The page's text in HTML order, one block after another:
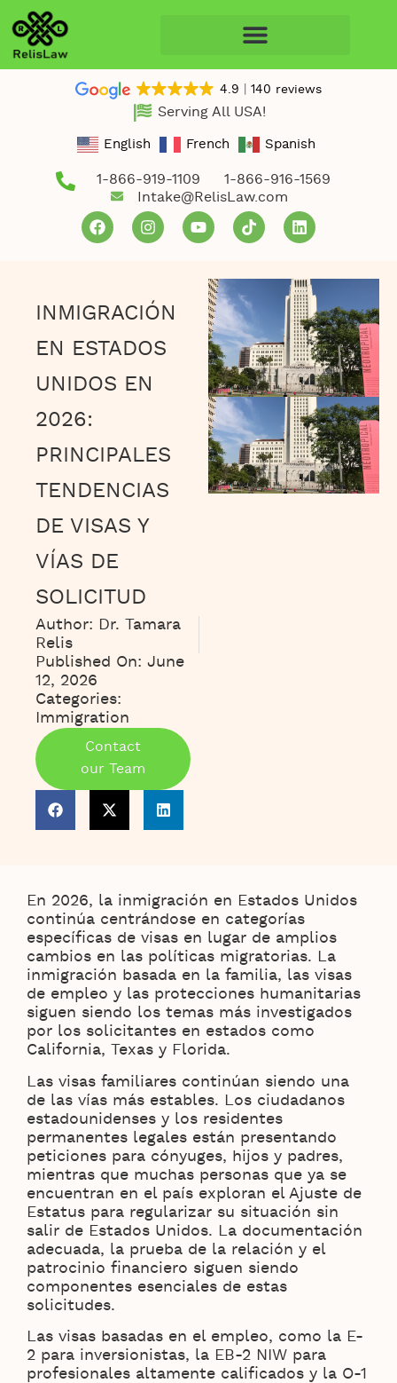
4.9 140 reviews
Serving All USA!
English French Spanish
1-866-919-1109
1-866-916-1569
Intake@RelisLaw.com
INMIGRACIÓN
EN ESTADOS
UNIDOS EN
2026:
PRINCIPALES
TENDENCIAS
DE VISAS Y
VÍAS DE
SOLICITUD
Author: Dr. Tamara
Relis
Published On: June
12, 2026
Categories:
Immigration
Contact
our Team
En 2026, la inmigración en Estados Unidos
continúa centrándose en categorías
específicas de visas en lugar de amplios
cambios en las políticas migratorias. La
inmigración basada en la familia, las visas
de empleo y las protecciones humanitarias
siguen siendo los temas más investigados
por los solicitantes en estados como
California, Texas y Florida.
Las visas familiares continúan siendo una
de las vías más estables. Los ciudadanos
estadounidenses y los residentes
permanentes legales están presentando
peticiones para cónyuges, hijos y padres,
mientras que muchas personas que ya se
encuentran en el país exploran el Ajuste de
Estatus para regularizar su situación sin
salir de Estados Unidos. La documentación
adecuada, la prueba de la relación y el
patrocinio financiero siguen siendo
componentes esenciales de estas
solicitudes.
Las visas basadas en el empleo, como la E-
2 para inversionistas, la EB-2 NIW para
profesionales altamente calificados y la O-1